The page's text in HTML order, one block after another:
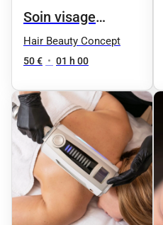
Soin visage
hydratant +
massage relaxant
Hair Beauty Concept
50 € • 01 h 00